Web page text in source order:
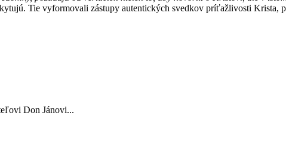
Tie vyformovali zástupy autentických svedkov príťažlivosti Krista,
Don Jánovi...